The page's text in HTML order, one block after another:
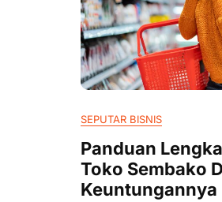
SEPUTAR BISNIS
Panduan
Toko Sembako
Keuntungannya